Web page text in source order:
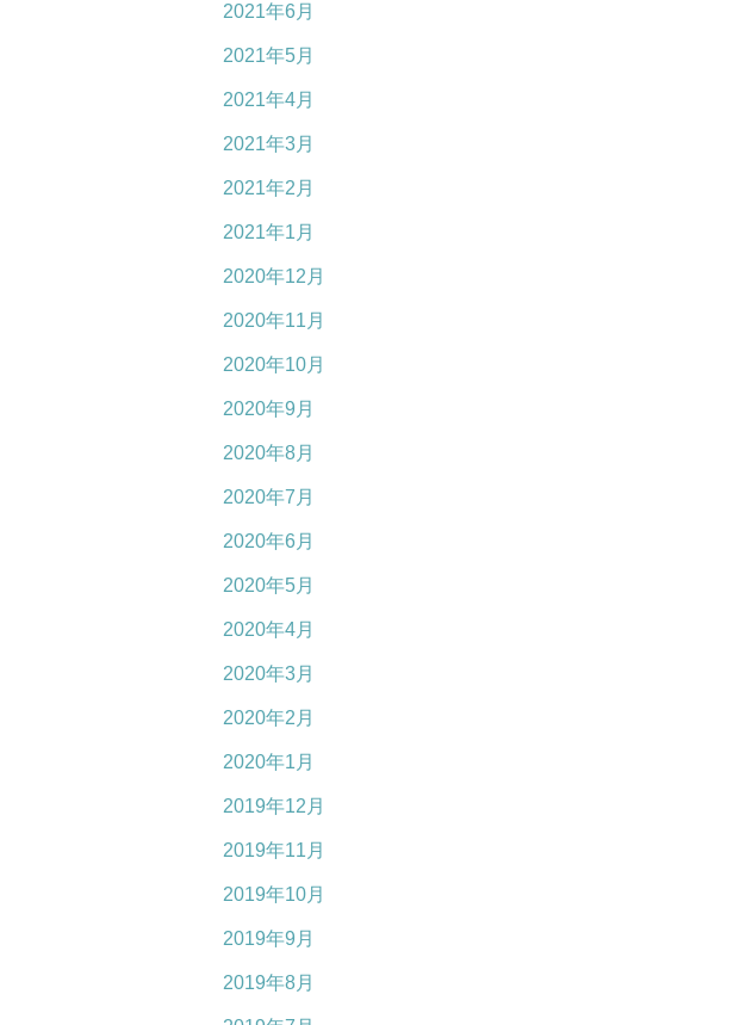
2021年6月
2021年5月
2021年4月
2021年3月
2021年2月
2021年1月
2020年12月
2020年11月
2020年10月
2020年9月
2020年8月
2020年7月
2020年6月
2020年5月
2020年4月
2020年3月
2020年2月
2020年1月
2019年12月
2019年11月
2019年10月
2019年9月
2019年8月